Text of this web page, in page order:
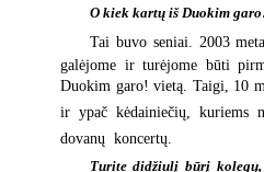
O kiek kartų iš Duokim
Tai buvo seniai. 2003
galėjome ir turėjome būti
Duokim garo! vietą. Taigi, 10
ir ypač kėdainiečių, kuriems
dovanų  koncertų.
Turite didžiulį būrį kolegų,